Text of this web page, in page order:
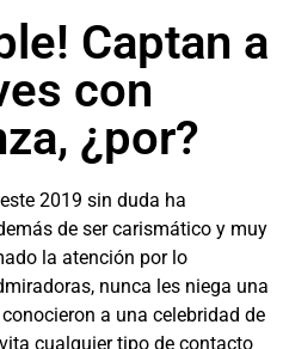
Captan a
con
¿por?
2019 sin duda ha
de ser carismático y muy
la atención por lo
nunca les niega una
a una celebridad de
cualquier tipo de contacto